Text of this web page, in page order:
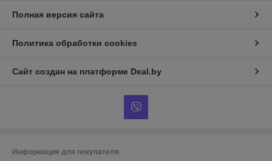
Полная версия сайта
Политика обработки cookies
Сайт создан на платформе Deal.by
Информация для покупателя